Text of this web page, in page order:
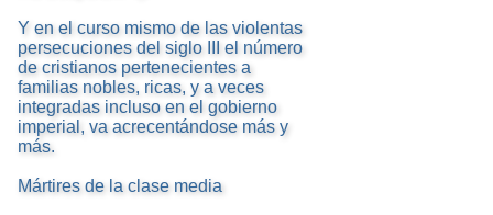
Y en el curso mismo de las violentas
persecuciones del siglo III el número
de cristianos pertenecientes a
familias nobles, ricas, y a veces
integradas incluso en el gobierno
imperial, va acrecentándose más y
más.
Mártires de la clase media